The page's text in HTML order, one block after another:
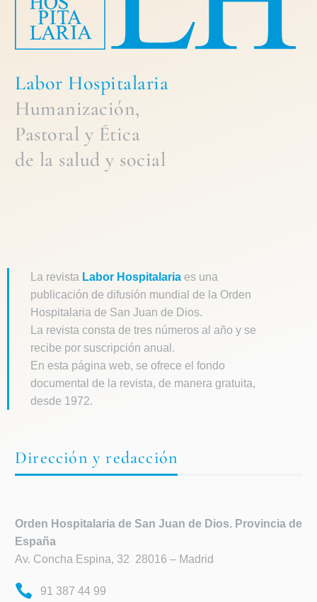
Labor Hospitalaria
Humanización,
Pastoral y Ética
de la salud y social
La revista Labor Hospitalaria es una
publicación de difusión mundial de la Orden
Hospitalaria de San Juan de Dios.
La revista consta de tres números al año y se
recibe por suscripción anual.
En esta página web, se ofrece el fondo
documental de la revista, de manera gratuita,
desde 1972.
Dirección y redacción
Orden Hospitalaria de San Juan de Dios. Provincia de
España
Av. Concha Espina, 32 28016 – Madrid
91 387 44 99